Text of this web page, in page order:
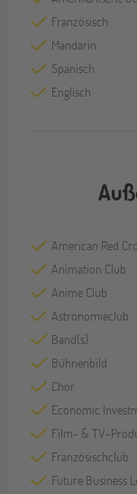
Französisch
Mandarin
Spanisch
Englisch
American Red
Animation Club
Anime Club
Astronomieclub
Band(s)
Bühnenbild
Chor
Economic
Film- & TV-
Französischclub
Future Business